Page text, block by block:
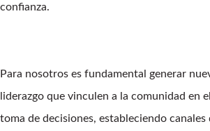
confianza.
Para nosotros es fundamental generar
liderazgo que vinculen a la comunidad en
toma de decisiones, estableciendo canales